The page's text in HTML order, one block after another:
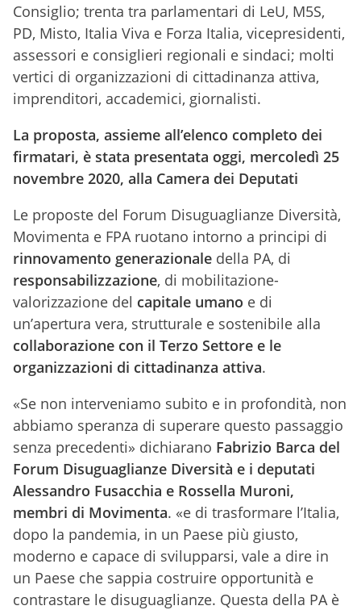
Consiglio; trenta tra parlamentari di LeU, M5S,
PD, Misto, Italia Viva e Forza Italia, vicepresidenti,
assessori e consiglieri regionali e sindaci; molti
vertici di organizzazioni di cittadinanza attiva,
imprenditori, accademici, giornalisti.
La proposta, assieme all’elenco completo dei
firmatari, è stata presentata oggi, mercoledì 25
novembre 2020, alla Camera dei Deputati
Le proposte del Forum Disuguaglianze Diversità,
Movimenta e FPA ruotano intorno a principi di
rinnovamento generazionale della PA, di
responsabilizzazione, di mobilitazione-
valorizzazione del capitale umano e di
un’apertura vera, strutturale e sostenibile alla
collaborazione con il Terzo Settore e le
organizzazioni di cittadinanza attiva.
«Se non interveniamo subito e in profondità, non
abbiamo speranza di superare questo passaggio
senza precedenti» dichiarano Fabrizio Barca del
Forum Disuguaglianze Diversità e i deputati
Alessandro Fusacchia e Rossella Muroni,
membri di Movimenta. «e di trasformare l’Italia,
dopo la pandemia, in un Paese più giusto,
moderno e capace di svilupparsi, vale a dire in
un Paese che sappia costruire opportunità e
contrastare le disuguaglianze. Questa della PA è